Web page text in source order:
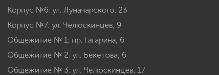
Корпус №6: ул. Луначарского, 23
Корпус №7: ул. Челюскинцев, 9
Общежитие № 1: пр. Гагарина, 6
Общежитие № 2: ул. Бекетова, 6
Общежитие № 3: ул. Челюскинцев, 17